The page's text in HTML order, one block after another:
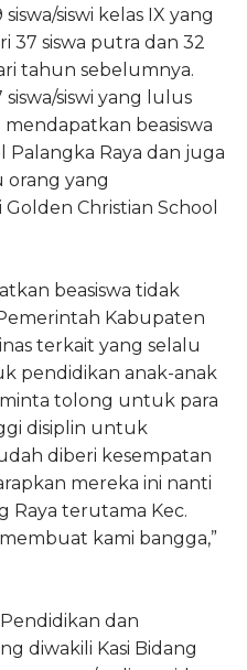
siswi kelas IX yang
37 siswa putra dan 32
tahun sebelumnya.
siswi yang lulus
beasiswa
Palangka Raya dan juga
orang yang
Christian School
beasiswa tidak
Kabupaten
terkait yang selalu
pendidikan anak-anak
tolong untuk para
disiplin untuk
diberi kesempatan
mereka ini nanti
Raya terutama Kec.
kami bangga,”
dan
diwakili Kasi Bidang